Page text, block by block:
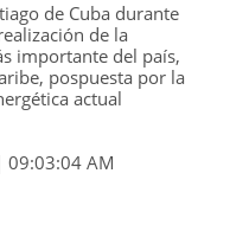
de Cuba durante
de la
importante del país,
pospuesta por la
actual
09:03:04 AM